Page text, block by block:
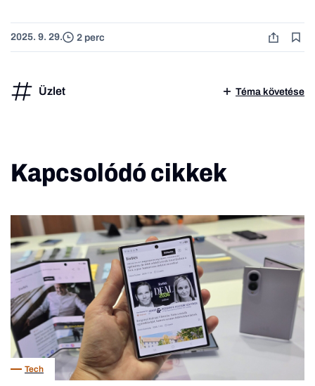
2025. 9. 29. 2 perc
Üzlet Téma követése
Kapcsolódó cikkek
Tech